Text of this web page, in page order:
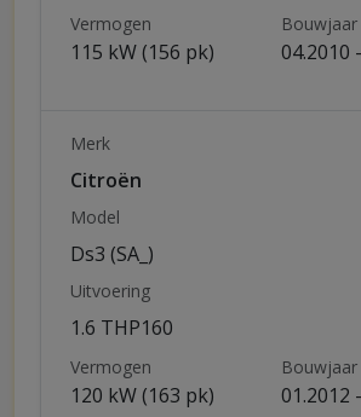
Vermogen
115 kW (156 pk)
Bouwjaar
04.2010
Merk
Citroën
Model
Ds3 (SA_)
Uitvoering
1.6 THP160
Vermogen
120 kW (163 pk)
Bouwjaar
01.2012